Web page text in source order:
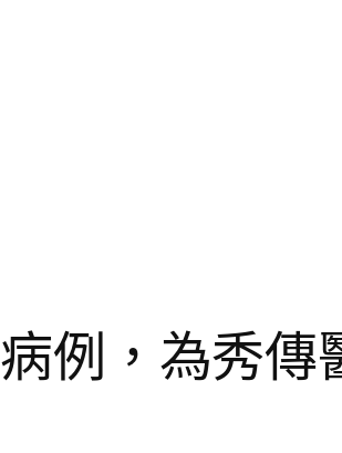
例，為秀